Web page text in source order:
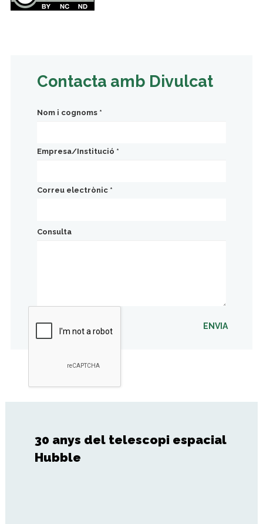
Contacta amb Divulcat
Nom i cognoms *
Empresa/Institució *
Correu electrònic *
Consulta
ENVIA
30 anys del telescopi espacial
Hubble